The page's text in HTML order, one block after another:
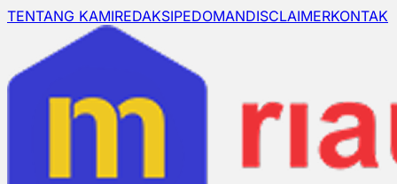
TENTANG KAMIREDAKSIPEDOMANDISCLAIMERKONTAK